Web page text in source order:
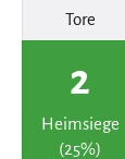
Tore
2
Heimsiege
(25%)